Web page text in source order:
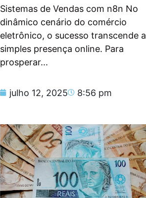
Sistemas de Vendas com n8n No
dinâmico cenário do comércio
eletrônico, o sucesso transcende a
simples presença online. Para
prosperar...
julho 12, 2025 8:56 pm